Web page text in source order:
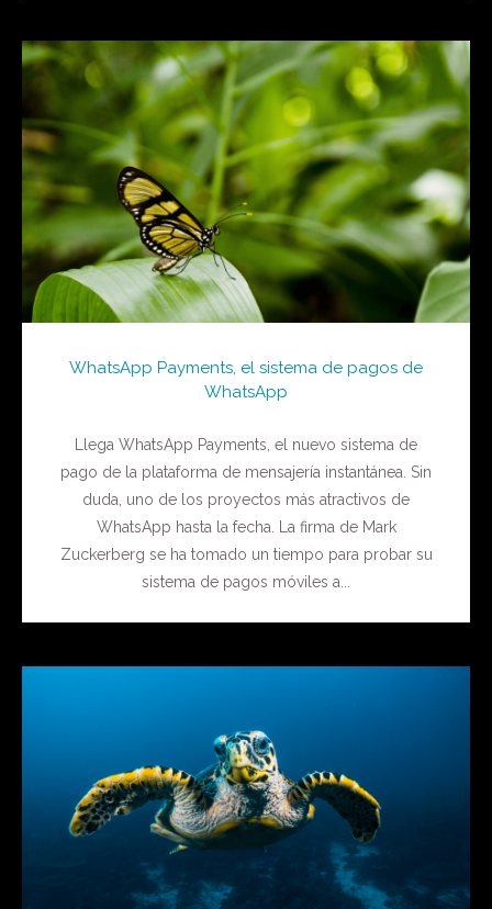
WhatsApp Payments, el sistema de pagos de
WhatsApp
Llega WhatsApp Payments, el nuevo sistema de
pago de la plataforma de mensajería instantánea. Sin
duda, uno de los proyectos más atractivos de
WhatsApp hasta la fecha. La firma de Mark
Zuckerberg se ha tomado un tiempo para probar su
sistema de pagos móviles a...